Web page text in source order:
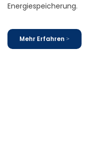
Energiespeicherung.
Mehr Erfahren >